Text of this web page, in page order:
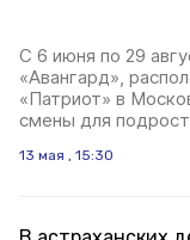
С 6 июня по 29
«Авангард»,
«Патриот» в
смены для
13 мая , 15:30